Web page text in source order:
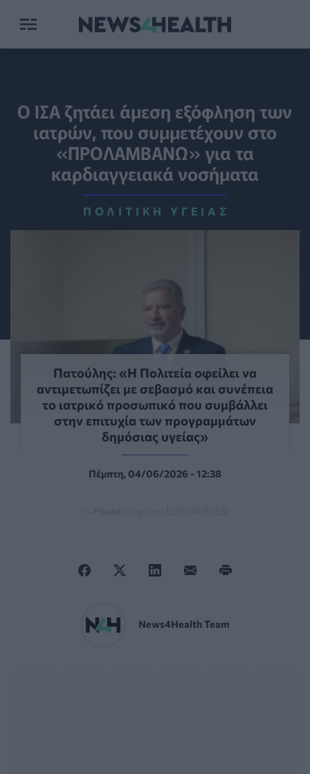
Ο ΙΣΑ ζητάει άμεση εξόφληση των
ιατρών, που συμμετέχουν στο
«ΠΡΟΛΑΜΒΑΝΩ» για τα
καρδιαγγειακά νοσήματα
ΠΟΛΙΤΙΚΉ ΥΓΕΊΑΣ
Πατούλης: «Η Πολιτεία οφείλει να
αντιμετωπίζει με σεβασμό και συνέπεια
το ιατρικό προσωπικό που συμβάλλει
στην επιτυχία των προγραμμάτων
δημόσιας υγείας»
Πέμπτη, 04/06/2026 - 12:38
News4Health Team